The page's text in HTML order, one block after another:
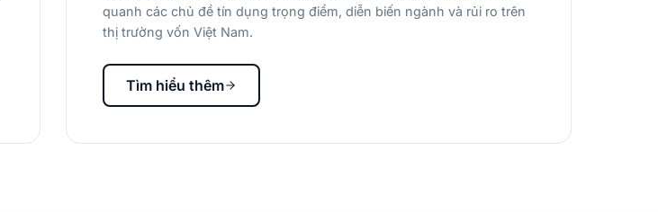
quanh các chủ đề tín dụng trọng điểm, diễn biến ngành và rủi ro trên
thị trường vốn Việt Nam.
Tìm hiểu thêm